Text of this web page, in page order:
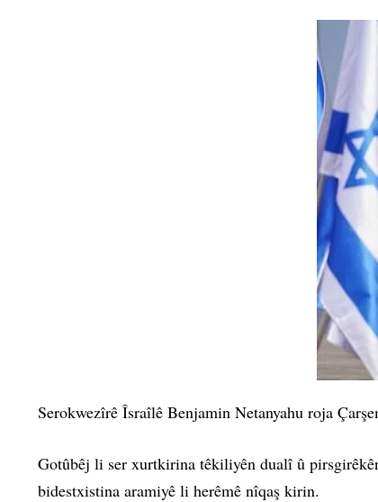
Serokwezîrê Îsraîlê Benjamin Netanyahu roja
Gotûbêj li ser xurtkirina têkiliyên dualî û
bidestxistina aramiyê li herêmê nîqaş kirin.